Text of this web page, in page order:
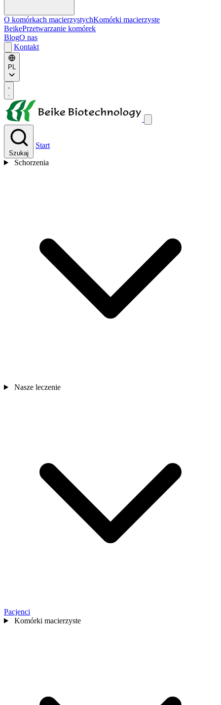
O komórkach macierzystychKomórki macierzyste
BeikePrzetwarzanie komórek
BlogO nas
Kontakt
PL
Szukaj
Start
Schorzenia
Nasze leczenie
Pacjenci
Komórki macierzyste